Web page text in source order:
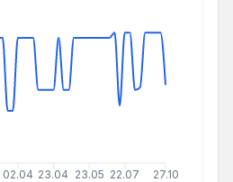
02.04 23.04 23.05 22.07 27.10